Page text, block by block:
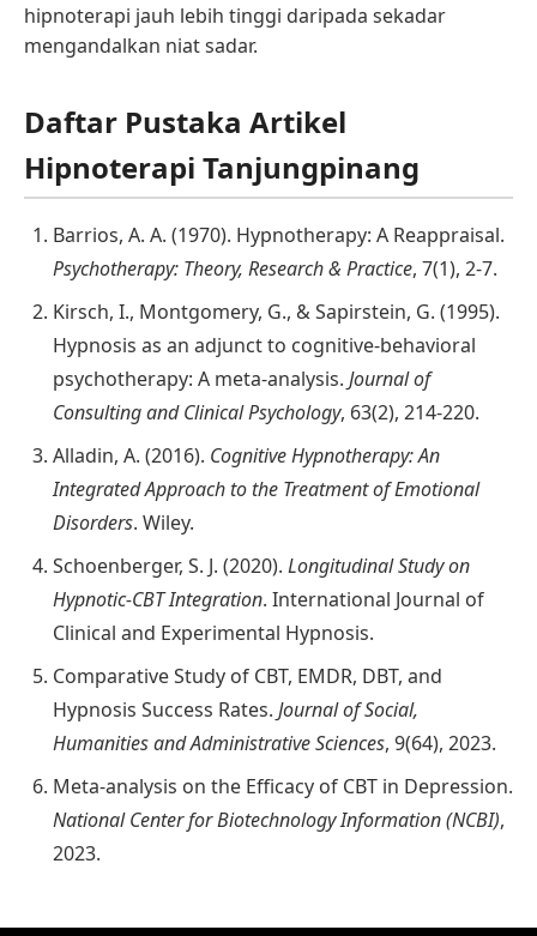
hipnoterapi jauh lebih tinggi daripada sekadar
mengandalkan niat sadar.
Daftar Pustaka Artikel
Hipnoterapi Tanjungpinang
Barrios, A. A. (1970). Hypnotherapy: A Reappraisal.
Psychotherapy: Theory, Research & Practice, 7(1), 2-7.
Kirsch, I., Montgomery, G., & Sapirstein, G. (1995).
Hypnosis as an adjunct to cognitive-behavioral
psychotherapy: A meta-analysis. Journal of
Consulting and Clinical Psychology, 63(2), 214-220.
Alladin, A. (2016). Cognitive Hypnotherapy: An
Integrated Approach to the Treatment of Emotional
Disorders. Wiley.
Schoenberger, S. J. (2020). Longitudinal Study on
Hypnotic-CBT Integration. International Journal of
Clinical and Experimental Hypnosis.
Comparative Study of CBT, EMDR, DBT, and
Hypnosis Success Rates. Journal of Social,
Humanities and Administrative Sciences, 9(64), 2023.
Meta-analysis on the Efficacy of CBT in Depression.
National Center for Biotechnology Information (NCBI),
2023.